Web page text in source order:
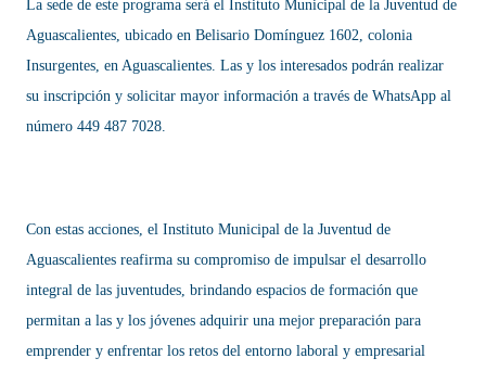
La sede de este programa será el Instituto Municipal de la Juventud de
Aguascalientes, ubicado en Belisario Domínguez 1602, colonia
Insurgentes, en Aguascalientes. Las y los interesados podrán realizar
su inscripción y solicitar mayor información a través de WhatsApp al
número 449 487 7028.
Con estas acciones, el Instituto Municipal de la Juventud de
Aguascalientes reafirma su compromiso de impulsar el desarrollo
integral de las juventudes, brindando espacios de formación que
permitan a las y los jóvenes adquirir una mejor preparación para
emprender y enfrentar los retos del entorno laboral y empresarial